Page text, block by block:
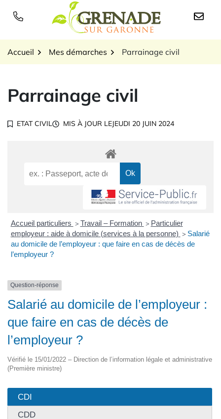
Logo Grenade sur
Accueil Mes démarches Parrainage civil
Parrainage civil
ETAT CIVIL MIS À JOUR LEJEUDI 20 JUIN 2024
Accueil particuliers > Travail – Formation > Particulier
employeur : aide à domicile (services à la personne) > Salarié
au domicile de l’employeur : que faire en cas de décès de
l’employeur ?
Question-réponse
Salarié au domicile de l’employeur :
que faire en cas de décès de
l’employeur ?
Vérifié le 15/01/2022 – Direction de l’information légale et administrative
(Première ministre)
CDI
CDD